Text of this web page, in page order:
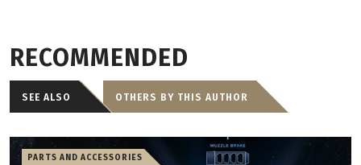
RECOMMENDED
SEE ALSO OTHERS BY THIS AUTHOR
PARTS AND ACCESSORIES